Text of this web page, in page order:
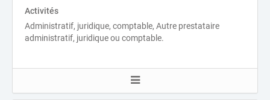
Activités
Administratif, juridique, comptable, Autre prestataire
administratif, juridique ou comptable.